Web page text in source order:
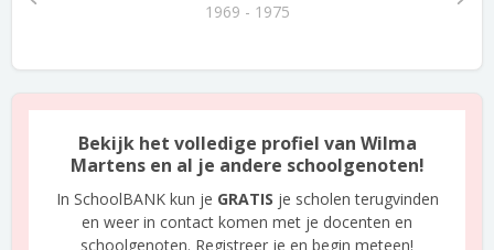
1969 - 1975
Bekijk het volledige profiel van Wilma
Martens en al je andere schoolgenoten!
In SchoolBANK kun je GRATIS je scholen terugvinden
en weer in contact komen met je docenten en
schoolgenoten. Registreer je en begin meteen!